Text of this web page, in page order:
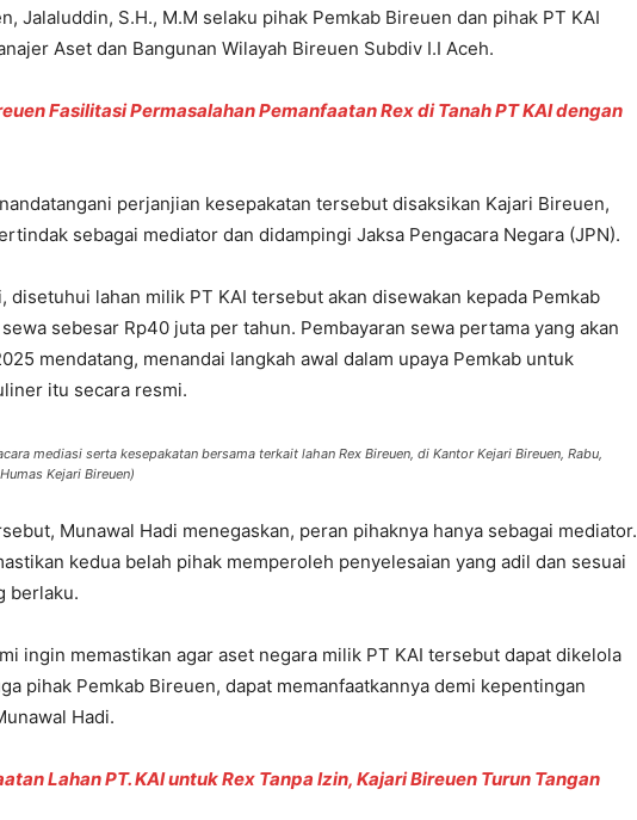
Jalaluddin, S.H., M.M selaku pihak Pemkab Bireuen dan pihak PT KAI
Aset dan Bangunan Wilayah Bireuen Subdiv I.I Aceh.
Fasilitasi Permasalahan Pemanfaatan Rex di Tanah PT KAI dengan
perjanjian kesepakatan tersebut disaksikan Kajari Bireuen,
sebagai mediator dan didampingi Jaksa Pengacara Negara (JPN).
disetuhui lahan milik PT KAI tersebut akan disewakan kepada Pemkab
sebesar Rp40 juta per tahun. Pembayaran sewa pertama yang akan
mendatang, menandai langkah awal dalam upaya Pemkab untuk
itu secara resmi.
mediasi serta kesepakatan bersama terkait lahan Rex Bireuen, di Kantor Kejari Bireuen, Rabu,
Kejari Bireuen)
Munawal Hadi menegaskan, peran pihaknya hanya sebagai mediator.
kedua belah pihak memperoleh penyelesaian yang adil dan sesuai
berlaku.
ingin memastikan agar aset negara milik PT KAI tersebut dapat dikelola
pihak Pemkab Bireuen, dapat memanfaatkannya demi kepentingan
Hadi.
Lahan PT. KAI untuk Rex Tanpa Izin, Kajari Bireuen Turun Tangan